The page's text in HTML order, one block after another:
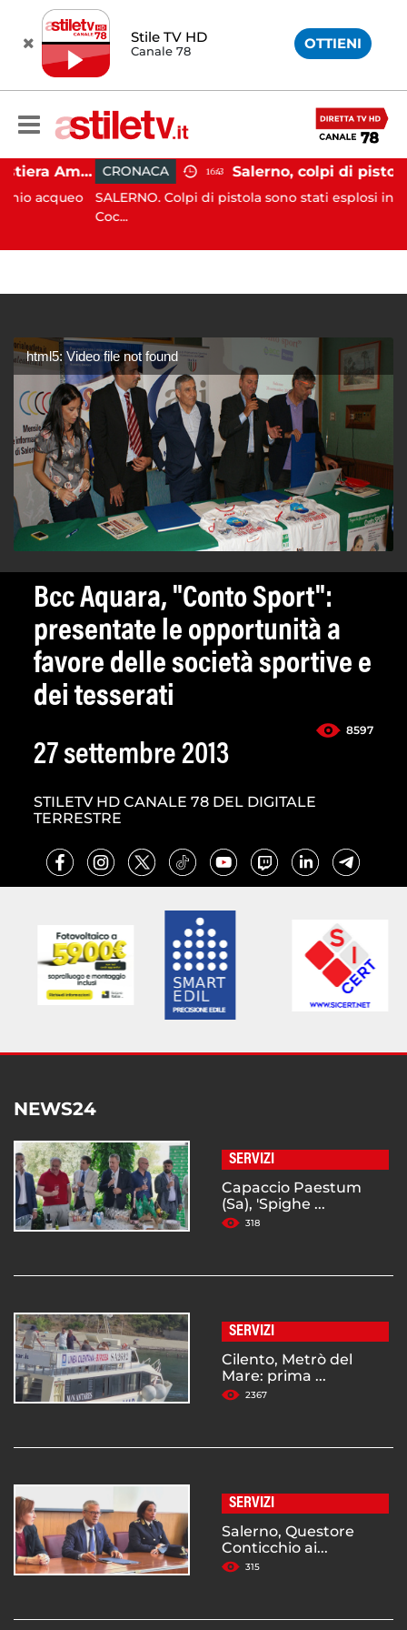
Stile TV HD
Canale 78 OTTIENI
Gozzo affonda in Costiera Amalfitana: occupanti soccorsi da altri natanti CRONACA 16:43
SALERNO. Colpi di pistola sono stati esplosi in via
html5: Video file not found
Bcc Aquara, "Conto Sport":
presentate le opportunità a
favore delle società sportive e
dei tesserati
8597
27 settembre 2013
STILETV HD CANALE 78 DEL DIGITALE
TERRESTRE
NEWS24
SERVIZI
Capaccio Paestum
(Sa), 'Spighe ...
318
SERVIZI
Cilento, Metrò del
Mare: prima ...
2367
SERVIZI
Salerno, Questore
Conticchio ai...
315